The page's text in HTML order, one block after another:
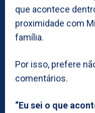
que acontece
proximidade com
família.
Por isso, prefere
comentários.
“Eu sei o que